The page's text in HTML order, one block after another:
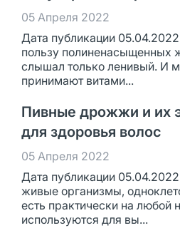
05 Апреля 2022
Дата публикации
пользу полиненасыщенных
слышал только ленивый. И
принимают витами...
Пивные дрожжи и их
для здоровья волос
05 Апреля 2022
Дата публикации
живые организмы,
есть практически на любой
используются для вы...